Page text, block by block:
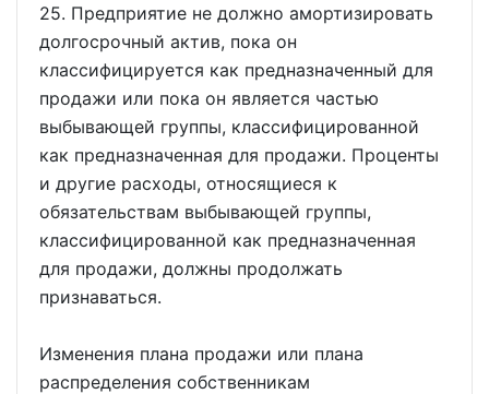
25. Предприятие не должно амортизировать
долгосрочный актив, пока он
классифицируется как предназначенный для
продажи или пока он является частью
выбывающей группы, классифицированной
как предназначенная для продажи. Проценты
и другие расходы, относящиеся к
обязательствам выбывающей группы,
классифицированной как предназначенная
для продажи, должны продолжать
признаваться.
Изменения плана продажи или плана
распределения собственникам